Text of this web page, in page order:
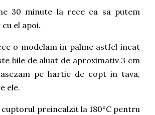
30 minute la rece ca sa putem
el apoi.
o modelam in palme astfel incat
bile de aluat de aproximativ 3 cm
pe hartie de copt in tava,
ele.
cuptorul preincalzit la 180°C pentru